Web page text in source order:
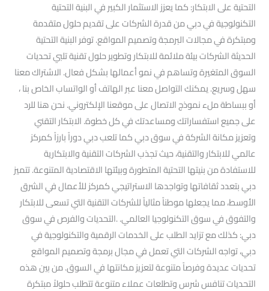
التحتية على الابتكار: كما يعزز الاستثمار الكبير في البنية التحتية
التكنولوجية في دبي من قدرة الشركات على تقديم حلول متقدمة
ومبتكرة في مجالات البرمجة وتصميم المواقع. توفر البنية التحتية
الحديثة الشركات بيئة ملائمة للابتكار وتطوير حلول تقنية تلبي تحديات
السوق المتغيرة وتساهم في نمو أعمالها بشكل فعال. الاشتراك معنا
سهل وسريع. يمكنك التواصل معنا عبر الهاتف أو الواتساب الخاص بنا ،
أو ببساطة ملء نموذج الاتصال على موقعنا الإلكتروني. نحن هنا للرد
على جميع استفساراتك ومساعدتك في كل خطوة. الابتكار التقني
وتعزيز مكانة الشركة في سوق دبي كما تلعب دبي دوراً بارزاً كمركز
عالمي للابتكار والتقنية، حيث تجذب الشركات التقنية والابتكارية
للاستفادة من بنيتها التحتية المتطورة وبيئتها الاقتصادية المتنوعة. تتميز
دبي بتعدد ثقافاتها وتواجدها الاستراتيجي كمركز للأعمال في الشرق
الأوسط، مما يجعلها موطناً مثالياً للشركات التقنية التي تسعى للابتكار
والتفوق في سوق التكنولوجيا العالمي. .التحديات والفرص في سوق
دبي: كذلك مع تزايد الطلب على الخدمات الرقمية والتكنولوجية في
دبي، تواجه الشركات التي تعمل في مجال برمجة وتصميم المواقع
تحديات عديدة وفرصاً متنوعة لتعزيز مكانتها في السوق. من بين هذه
التحديات تنافس شرس وتطلعات عملاء متنوعة تتطلب حلولاً مبتكرة